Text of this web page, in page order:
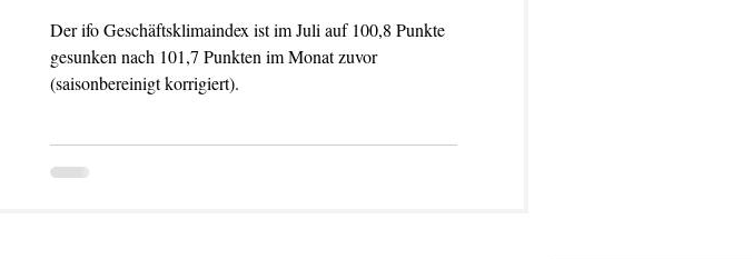
Der ifo Geschäftsklimaindex ist im Juli auf 100,8 Punkte
gesunken nach 101,7 Punkten im Monat zuvor
(saisonbereinigt korrigiert).